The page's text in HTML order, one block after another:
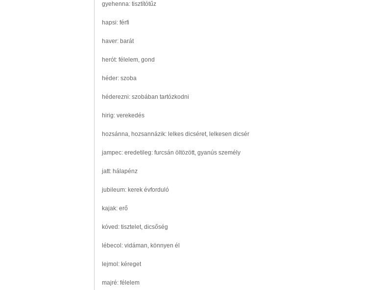
gyehenna: tisztítótűz
hapsi: férfi
haver: barát
herót: félelem, gond
héder: szoba
héderezni: szobában tartózkodni
hirig: verekedés
hozsánna, hozsannázik: lelkes dicséret, lelkesen dicsér
jampec: eredetileg: furcsán öltözött, gyanús személy
jatt: hálapénz
jubileum: kerek évforduló
kajak: erő
kóved: tisztelet, dicsőség
lébecol: vidáman, könnyen él
lejmol: kéreget
majré: félelem